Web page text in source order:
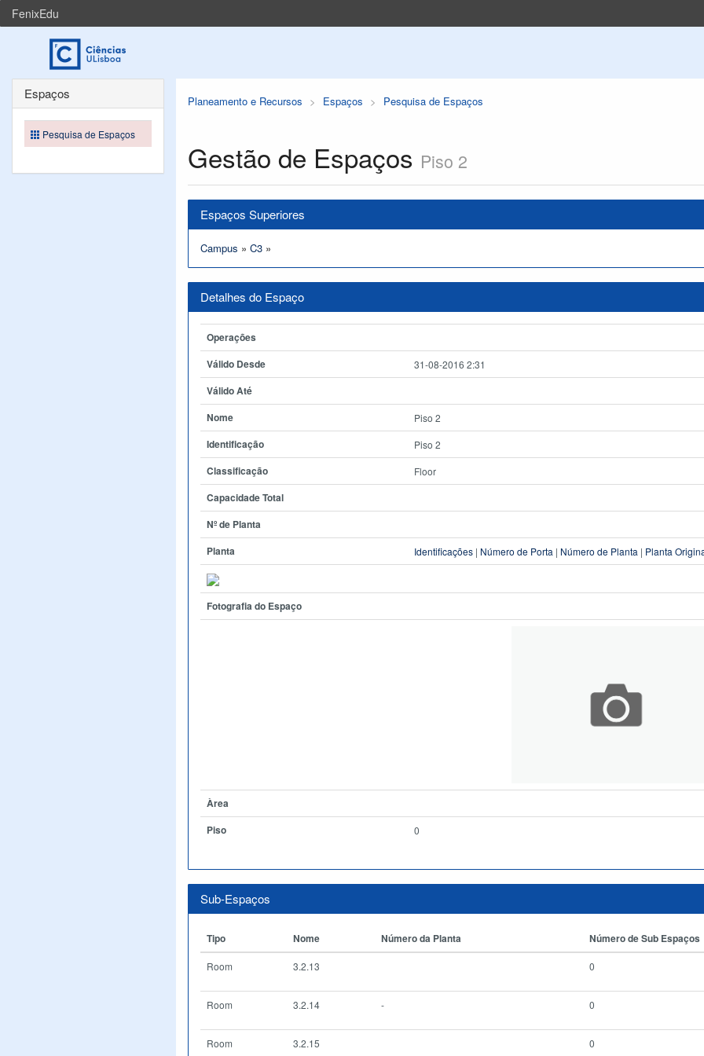
FenixEdu
Planeamento e Recursos Espaços Pesquisa de Espaços
Gestão de Espaços Piso 2
Espaços Superiores
Campus » C3 »
Detalhes do Espaço
Operações
Válido Desde
31-08-2016 2:31
Válido Até
Nome
Piso 2
Identificação Piso 2
Classificação Floor
Capacidade Total
Nº de Planta
Planta
Identificações | Número de Porta | Número de Planta | Planta
Fotografia do Espaço
Àrea
Piso
0
Sub-Espaços
Tipo Nome Número da Planta Número de Sub Espaços
Room 3.2.13 0
Room 3.2.14 - 0
Room 3.2.15 0
Espaços
Pesquisa de Espaços